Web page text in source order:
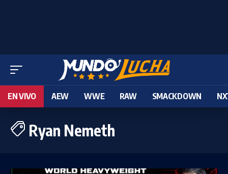
EN VIVO AEW WWE RAW SMACKDOWN
Ryan Nemeth